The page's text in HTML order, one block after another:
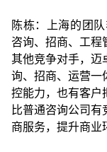
陈栋：上海的团
咨询、招商、工程
其他竞争对手，迈
询、招商、运营一
控能力，也有客户
比普通咨询公司
商服务，提升商业